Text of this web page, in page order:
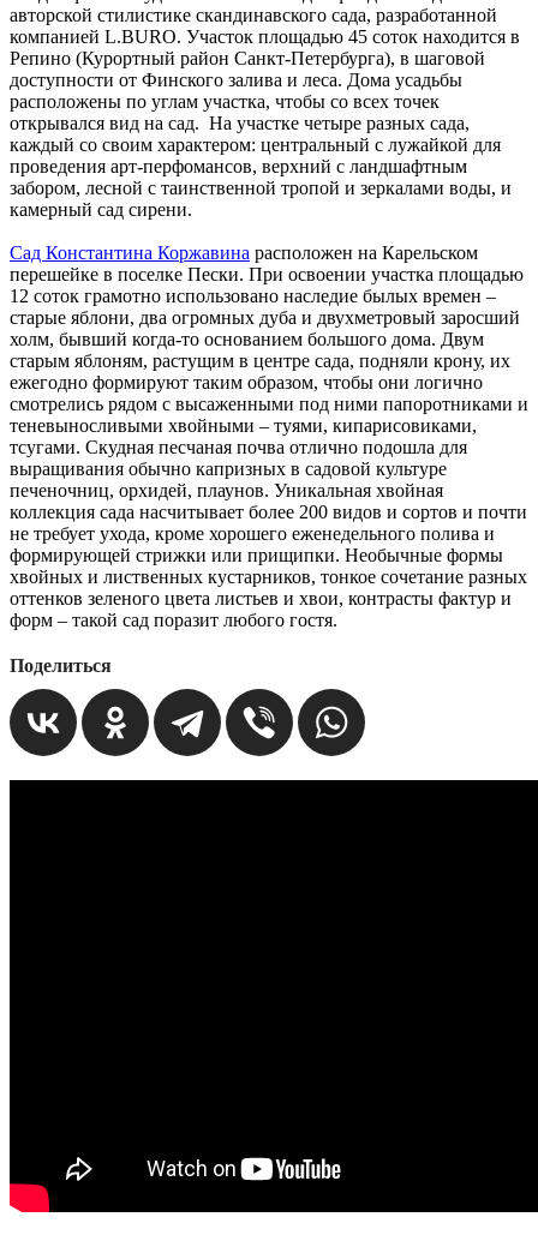
авторской стилистике скандинавского сада, разработанной
компанией L.BURO. Участок площадью 45 соток находится в
Репино (Курортный район Санкт-Петербурга), в шаговой
доступности от Финского залива и леса. Дома усадьбы
расположены по углам участка, чтобы со всех точек
открывался вид на сад. На участке четыре разных сада,
каждый со своим характером: центральный с лужайкой для
проведения арт-перфомансов, верхний с ландшафтным
забором, лесной с таинственной тропой и зеркалами воды, и
камерный сад сирени.
Сад Константина Коржавина расположен на Карельском
перешейке в поселке Пески. При освоении участка площадью
12 соток грамотно использовано наследие былых времен –
старые яблони, два огромных дуба и двухметровый заросший
холм, бывший когда-то основанием большого дома. Двум
старым яблоням, растущим в центре сада, подняли крону, их
ежегодно формируют таким образом, чтобы они логично
смотрелись рядом с высаженными под ними папоротниками и
теневыносливыми хвойными – туями, кипарисовиками,
тсугами. Скудная песчаная почва отлично подошла для
выращивания обычно капризных в садовой культуре
печеночниц, орхидей, плаунов. Уникальная хвойная
коллекция сада насчитывает более 200 видов и сортов и почти
не требует ухода, кроме хорошего еженедельного полива и
формирующей стрижки или прищипки. Необычные формы
хвойных и лиственных кустарников, тонкое сочетание разных
оттенков зеленого цвета листьев и хвои, контрасты фактур и
форм – такой сад поразит любого гостя.
Поделиться